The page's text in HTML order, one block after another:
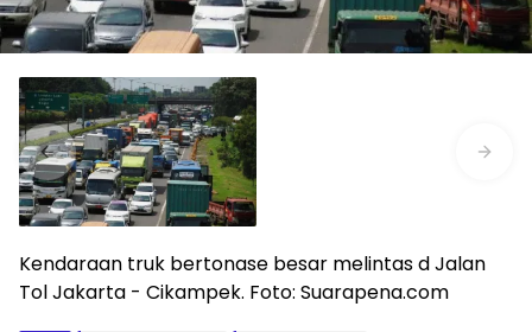
Kendaraan truk bertonase besar melintas d Jalan
Tol Jakarta - Cikampek. Foto: Suarapena.com